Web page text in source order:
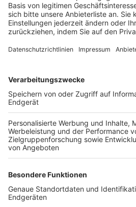
Login SpielPlus
FOLGE DEM BFV
TOP-VEREINE
TOP-PARTNER